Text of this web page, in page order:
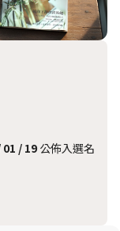
01 / 19公佈入選名